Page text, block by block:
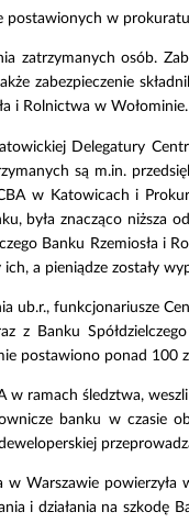
postawionych w
zatrzymanych osób.
zabezpieczenie
i Rolnictwa w Wołominie.
Delegatury
są m.in.
w Katowicach i
była znacząco
Banku Rzemiosła
a pieniądze zostały
ub.r., funkcjonariusze
z Banku
postawiono ponad 100
ramach śledztwa,
banku w czasie
w Warszawie
i działania na szkodę